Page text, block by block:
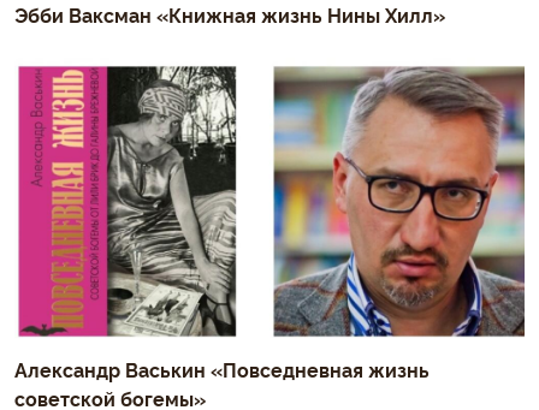
Эбби Ваксман «Книжная жизнь Нины Хилл»
Александр Васькин «Повседневная жизнь
советской богемы»